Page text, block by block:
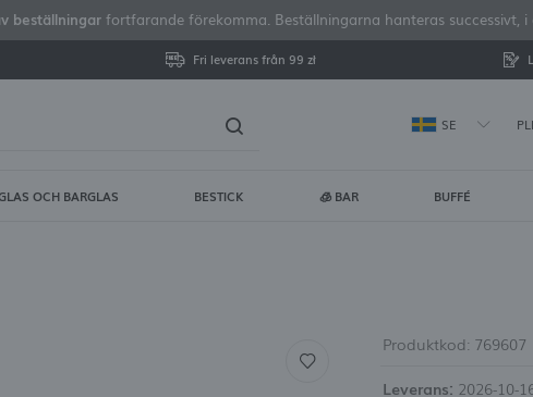
beställningarfortfarande förekomma. Beställningarna hanteras successivt,
Fri leverans från 99 zł
SE
visa köphistorik
OCH BARGLAS BESTICK 🧊 BAR BUFFÉ
Produktkod: 769607
Leverans: 2026-10-